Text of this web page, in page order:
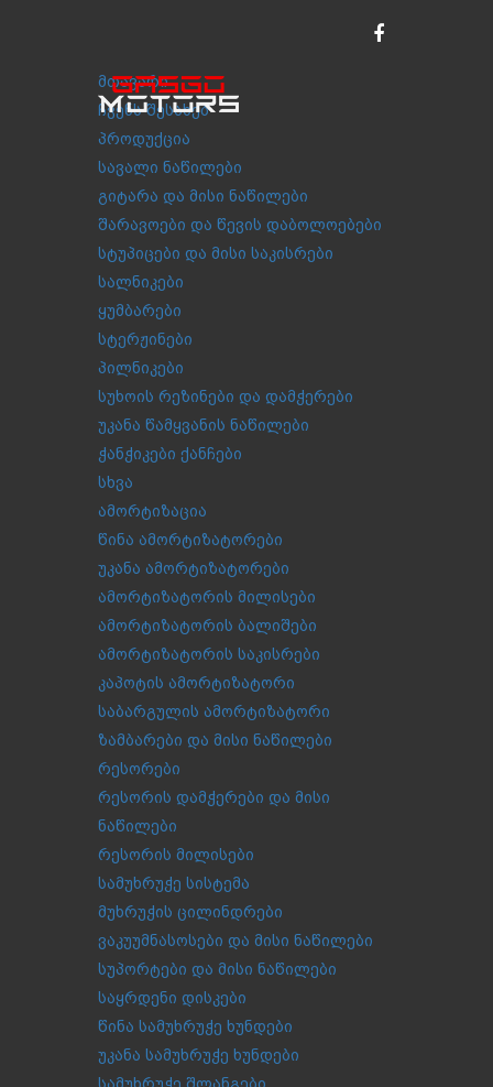
მთავარი
ჩვენს შესახებ
პროდუქცია
სავალი ნაწილები
გიტარა და მისი ნაწილები
შარავოები და წევის დაბოლოებები
სტუპიცები და მისი საკისრები
სალნიკები
ყუმბარები
სტერჟინები
პილნიკები
სუხოის რეზინები და დამჭერები
უკანა წამყვანის ნაწილები
ჭანჭიკები ქანჩები
სხვა
ამორტიზაცია
წინა ამორტიზატორები
უკანა ამორტიზატორები
ამორტიზატორის მილისები
ამორტიზატორის ბალიშები
ამორტიზატორის საკისრები
კაპოტის ამორტიზატორი
საბარგულის ამორტიზატორი
ზამბარები და მისი ნაწილები
რესორები
რესორის დამჭერები და მისი
ნაწილები
რესორის მილისები
სამუხრუჭე სისტემა
მუხრუჭის ცილინდრები
ვაკუუმნასოსები და მისი ნაწილები
სუპორტები და მისი ნაწილები
საყრდენი დისკები
წინა სამუხრუჭე ხუნდები
უკანა სამუხრუჭე ხუნდები